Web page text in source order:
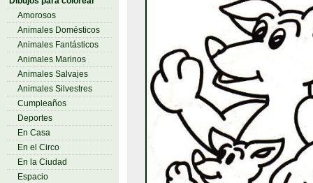
Amorosos
Animales Domésticos
Animales Fantásticos
Animales Marinos
Animales Salvajes
Animales Silvestres
Cumpleaños
Deportes
En Casa
En el Circo
En la Ciudad
Espacio